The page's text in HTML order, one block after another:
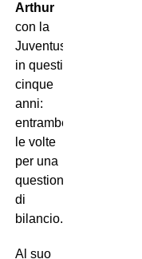
Arthur
con la
Juventus
in questi
cinque
anni:
entrambe
le volte
per una
questione
di
bilancio.
Al suo